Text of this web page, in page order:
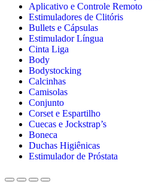
Aplicativo e Controle Remoto
Estimuladores de Clitóris
Bullets e Cápsulas
Estimulador Língua
Cinta Liga
Body
Bodystocking
Calcinhas
Camisolas
Conjunto
Corset e Espartilho
Cuecas e Jockstrap’s
Boneca
Duchas Higiênicas
Estimulador de Próstata